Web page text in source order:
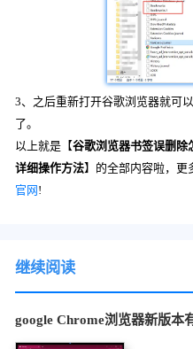
3、之后重新打开谷歌浏览器就可
了。
以上就是【谷歌浏览器书签误删除
详细操作方法】的全部内容啦，更
官网 !
继续阅读
google Chrome浏览器新版本